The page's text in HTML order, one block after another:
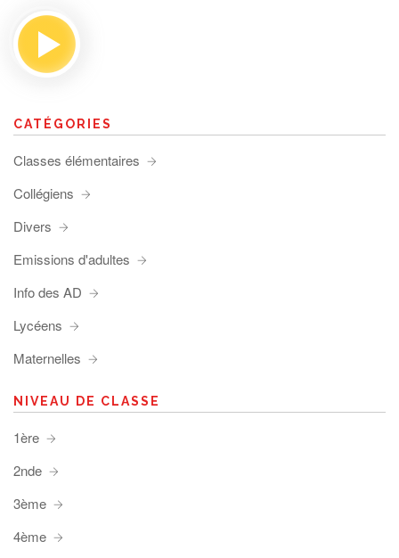
CATÉGORIES
Classes élémentaires
Collégiens
Divers
Emissions d'adultes
Info des AD
Lycéens
Maternelles
NIVEAU DE CLASSE
1ère
2nde
3ème
4ème